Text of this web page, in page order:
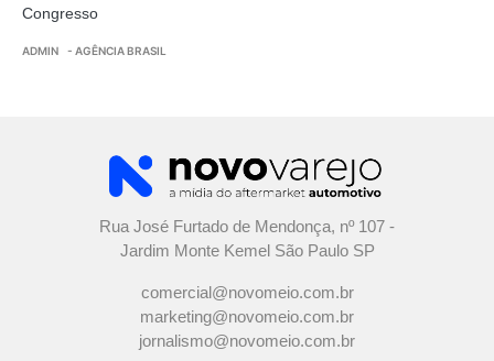
Congresso
ADMIN - AGÊNCIA BRASIL
Rua José Furtado de Mendonça, nº 107 -
Jardim Monte Kemel São Paulo SP
comercial@novomeio.com.br
marketing@novomeio.com.br
jornalismo@novomeio.com.br